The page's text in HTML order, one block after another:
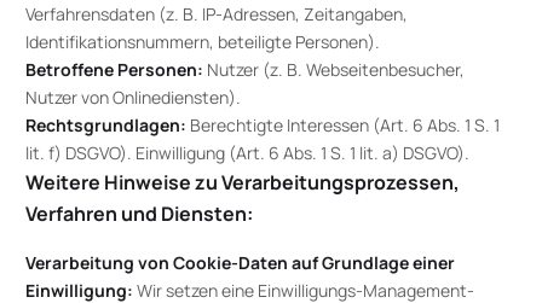
Verfahrensdaten (z. B. IP-Adressen, Zeitangaben,
Identifikationsnummern, beteiligte Personen).
Betroffene Personen: Nutzer (z. B. Webseitenbesucher,
Nutzer von Onlinediensten).
Rechtsgrundlagen: Berechtigte Interessen (Art. 6 Abs. 1 S. 1
lit. f) DSGVO). Einwilligung (Art. 6 Abs. 1 S. 1 lit. a) DSGVO).
Weitere Hinweise zu Verarbeitungsprozessen,
Verfahren und Diensten:
Verarbeitung von Cookie-Daten auf Grundlage einer
Einwilligung: Wir setzen eine Einwilligungs-Management-